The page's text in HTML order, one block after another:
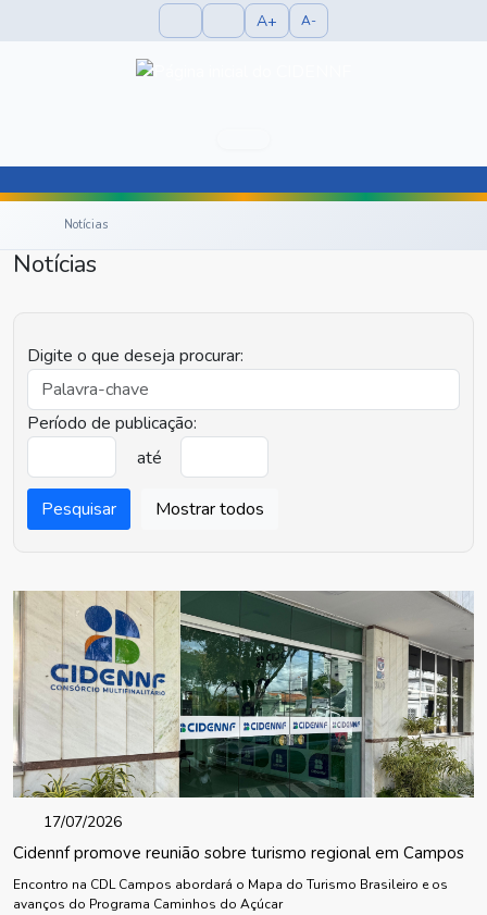
A+ A-
Notícias
Notícias
Digite o que deseja procurar:
Período de publicação:
até
Pesquisar Mostrar todos
17/07/2026
Cidennf promove reunião sobre turismo regional em Campos
Encontro na CDL Campos abordará o Mapa do Turismo Brasileiro e os
avanços do Programa Caminhos do Açúcar